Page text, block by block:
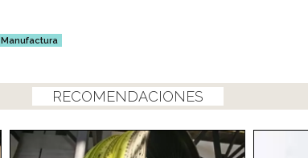
Manufactura
RECOMENDACIONES